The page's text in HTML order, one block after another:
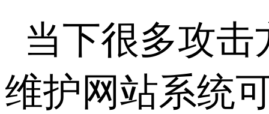
当下很多攻
维护网站系统